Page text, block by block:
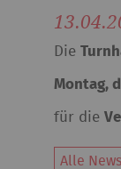
Die
Montag,
für die
Alle